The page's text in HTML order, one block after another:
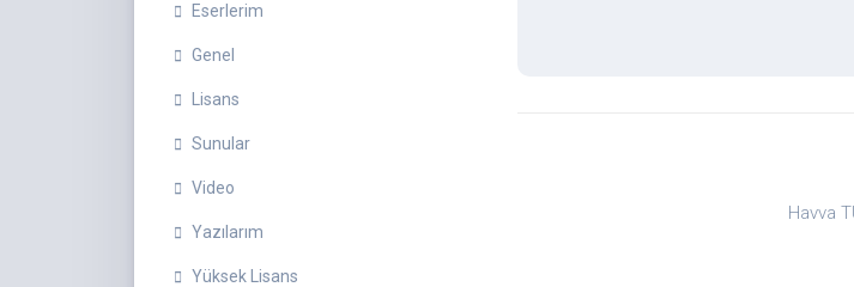
Eserlerim
Genel
Lisans
Sunular
Video
Yazılarım
Yüksek Lisans
Havva